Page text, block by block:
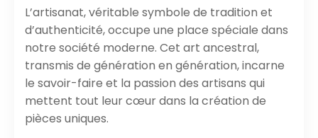
L’artisanat, véritable symbole de tradition et
d’authenticité, occupe une place spéciale dans
notre société moderne. Cet art ancestral,
transmis de génération en génération, incarne
le savoir-faire et la passion des artisans qui
mettent tout leur cœur dans la création de
pièces uniques.